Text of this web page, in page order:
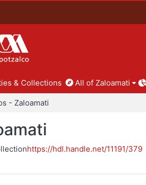
& Collections All of Zaloamati
- Zaloamati
https://hdl.handle.net/11191/379